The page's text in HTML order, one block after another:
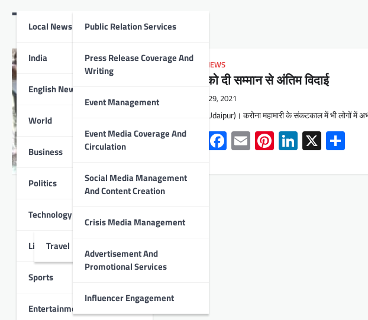
Local News
India
English News
World
Business
Politics
Technology
Lifestyle
Travel
Sports
Entertainment
Public Relation Services
Press Release Coverage And
Writing
Event Management
Event Media Coverage And
Circulation
Social Media Management
And Content Creation
Crisis Media Management
Advertisement And
Promotional Services
Influencer Engagement
Tag:Kalu Dog
LOCAL NEWS
श्वान को दी सम्मान से अंतिम विदाई
May 29, 2021
उदयपुर (Udaipur)। करोना महामारी के संकटकाल में भी लोगों में
WhatsApp
Facebook
EmailPinterest
LinkedIn
X